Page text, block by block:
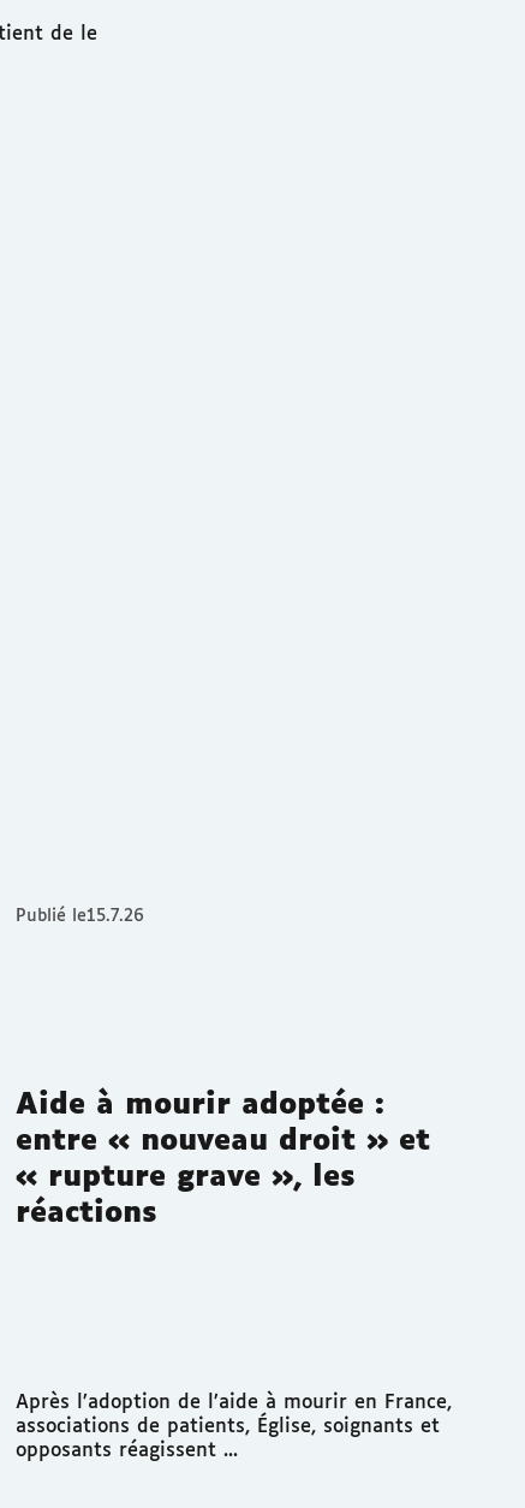
de le
Publié le15.7.26
Aide à mourir adoptée :
entre « nouveau droit » et
« rupture grave », les
réactions
Après l’adoption de l’aide à mourir en France,
associations de patients, Église, soignants et
opposants réagissent ...